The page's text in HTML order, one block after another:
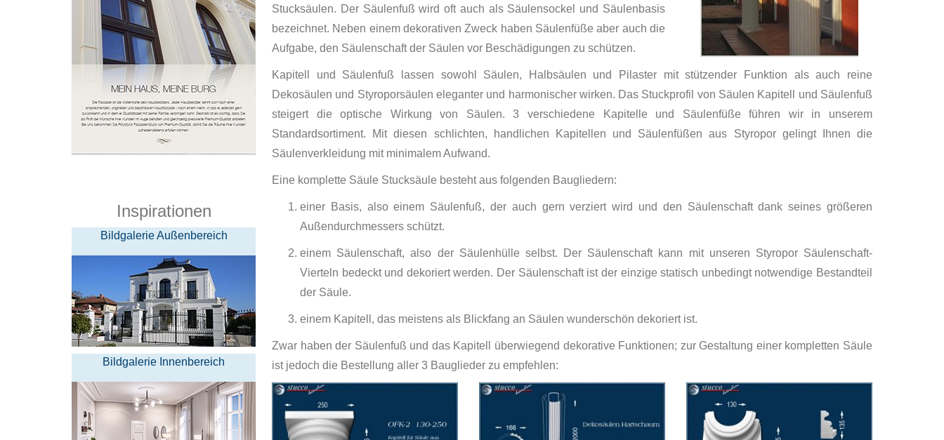
Stucksäulen. Der Säulenfuß wird oft auch als Säulensockel und Säulenbasis
bezeichnet. Neben einem dekorativen Zweck haben Säulenfüße aber auch die
Aufgabe, den Säulenschaft der Säulen vor Beschädigungen zu schützen.
Kapitell und Säulenfuß lassen sowohl Säulen, Halbsäulen und Pilaster mit stützender Funktion als auch reine
Dekosäulen und Styroporsäulen eleganter und harmonischer wirken. Das Stuckprofil von Säulen Kapitell und Säulenfuß
steigert die optische Wirkung von Säulen. 3 verschiedene Kapitelle und Säulenfüße führen wir in unserem
Standardsortiment. Mit diesen schlichten, handlichen Kapitellen und Säulenfüßen aus Styropor gelingt Ihnen die
Säulenverkleidung mit minimalem Aufwand.
Eine komplette Säule Stucksäule besteht aus folgenden Baugliedern:
einer Basis, also einem Säulenfuß, der auch gern verziert wird und den Säulenschaft dank seines größeren
Außendurchmessers schützt.
einem Säulenschaft, also der Säulenhülle selbst. Der Säulenschaft kann mit unseren Styropor Säulenschaft-
Vierteln bedeckt und dekoriert werden. Der Säulenschaft ist der einzige statisch unbedingt notwendige Bestandteil
der Säule.
einem Kapitell, das meistens als Blickfang an Säulen wunderschön dekoriert ist.
Zwar haben der Säulenfuß und das Kapitell überwiegend dekorative Funktionen; zur Gestaltung einer kompletten Säule
ist jedoch die Bestellung aller 3 Bauglieder zu empfehlen:
Inspirationen
Bildgalerie Außenbereich
Bildgalerie Innenbereich